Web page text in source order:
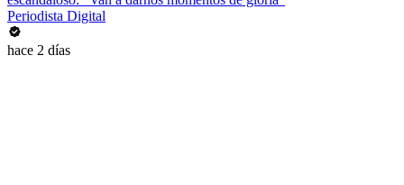
Periodista Digital
hace 2 días